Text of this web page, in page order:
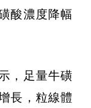
酸濃度降幅
，足量牛磺
長，粒線體